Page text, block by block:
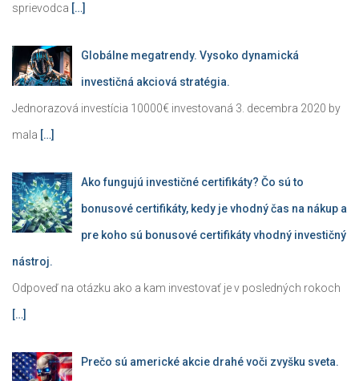
sprievodca […]
Globálne megatrendy. Vysoko dynamická
investičná akciová stratégia.
Jednorazová investícia 10000€ investovaná 3. decembra 2020 by
mala […]
Ako fungujú investičné certifikáty? Čo sú to
bonusové certifikáty, kedy je vhodný čas na nákup a
pre koho sú bonusové certifikáty vhodný investičný
nástroj.
Odpoveď na otázku ako a kam investovať je v posledných rokoch
[…]
Prečo sú americké akcie drahé voči zvyšku sveta.